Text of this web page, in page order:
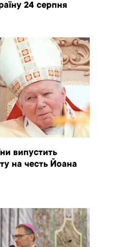
24 серпня
випустить
на честь Йоана